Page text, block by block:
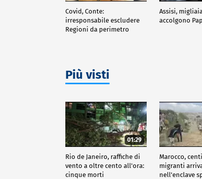
Covid, Conte:
irresponsabile escludere
Regioni da perimetro
Assisi,
accolgono
Più visti
01:29
Rio de Janeiro, raffiche di
vento a oltre cento all'ora:
cinque morti
Marocco,
migranti
nell'enclave